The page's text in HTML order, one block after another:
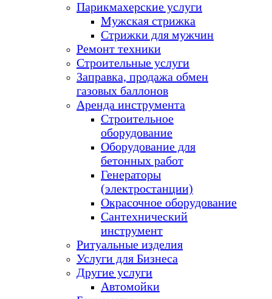
Парикмахерские услуги
Мужская стрижка
Стрижки для мужчин
Ремонт техники
Строительные услуги
Заправка, продажа обмен
газовых баллонов
Аренда инструмента
Строительное
оборудование
Оборудование для
бетонных работ
Генераторы
(электростанции)
Окрасочное оборудование
Сантехнический
инструмент
Ритуальные изделия
Услуги для Бизнеса
Другие услуги
Автомойки